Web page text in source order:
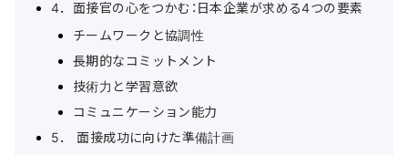
4．面接官の心をつかむ：日本企業が求める4つの要素
チームワークと協調性
長期的なコミットメント
技術力と学習意欲
コミュニケーション能力
5． 面接成功に向けた準備計画